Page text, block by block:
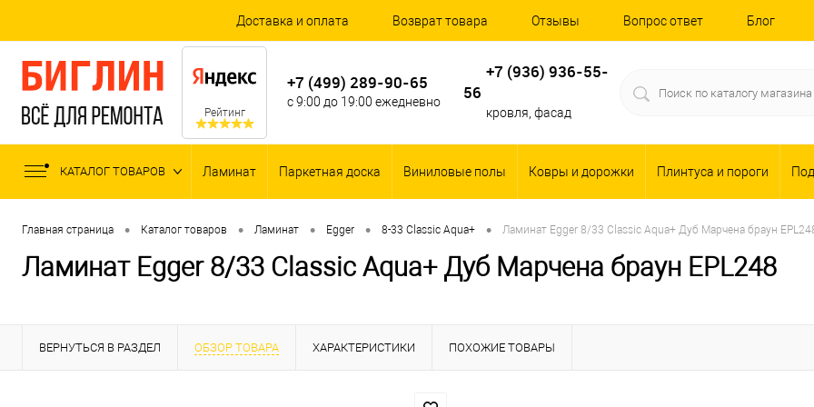
Доставка и оплата Возврат товара Отзывы Вопрос ответ Блог
Рейтинг
+7 (499) 289-90-65
с 9:00 до 19:00 ежедневно
+7 (936) 936-55-
56
кровля, фасад
КАТАЛОГ ТОВАРОВ Ламинат Паркетная доска Виниловые полы Ковры и дорожки Плинтуса и пороги
Главная страница • Каталог товаров • Ламинат • Egger • 8-33 Classic Aqua+ • Ламинат Egger 8/33 Classic Aqua+ Дуб Марчена браун
Ламинат Egger 8/33 Classic Aqua+ Дуб Марчена браун EPL248
ВЕРНУТЬСЯ В РАЗДЕЛ ОБЗОР ТОВАРА ХАРАКТЕРИСТИКИ ПОХОЖИЕ ТОВАРЫ